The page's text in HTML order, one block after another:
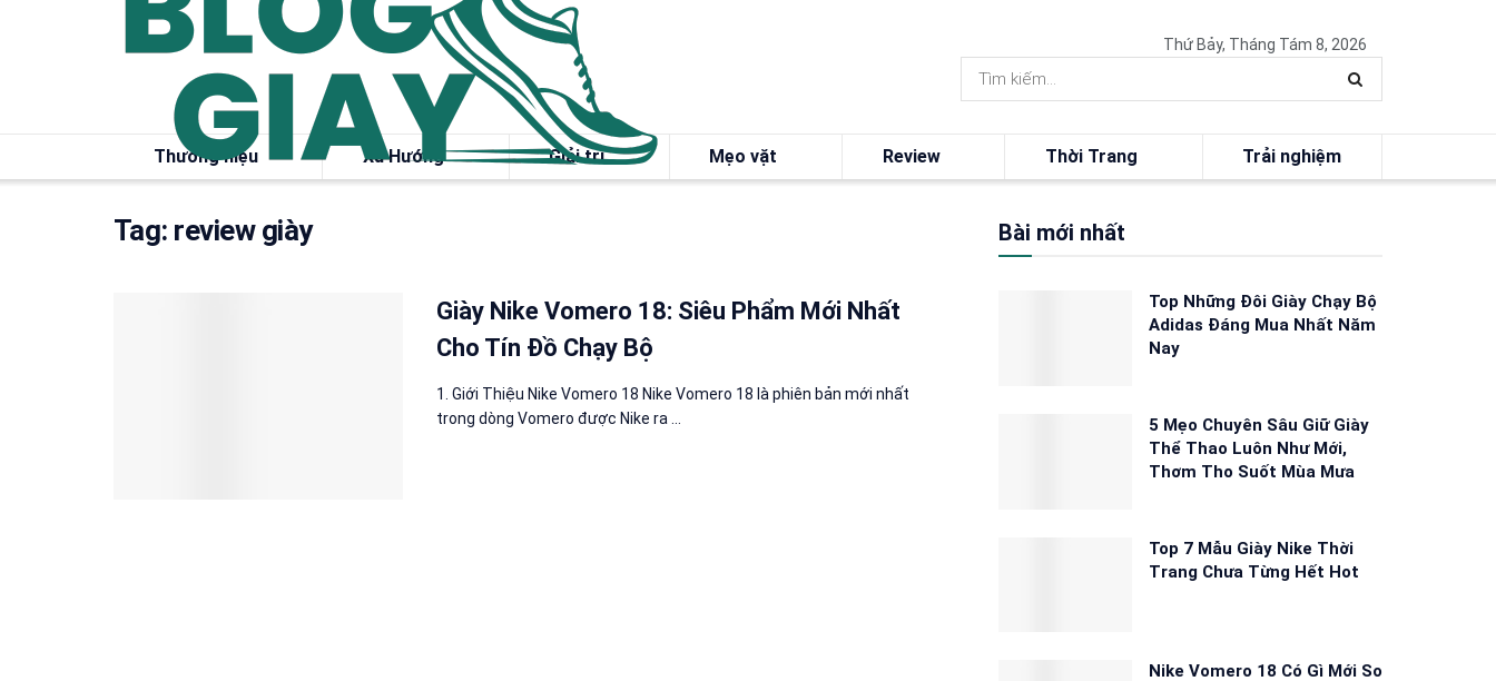
Thứ Bảy, Tháng Tám 8, 2026
Thương hiệu Xu Hướng Giải trí Mẹo vặt Review Thời Trang Trải nghiệm
Tag: review giày
Giày Nike Vomero 18: Siêu Phẩm Mới Nhất
Cho Tín Đồ Chạy Bộ
1. Giới Thiệu Nike Vomero 18 Nike Vomero 18 là phiên bản mới nhất
trong dòng Vomero được Nike ra ...
Bài mới nhất
Top Những Đôi Giày Chạy Bộ
Adidas Đáng Mua Nhất Năm
Nay
5 Mẹo Chuyên Sâu Giữ Giày
Thể Thao Luôn Như Mới,
Thơm Tho Suốt Mùa Mưa
Top 7 Mẫu Giày Nike Thời
Trang Chưa Từng Hết Hot
Nike Vomero 18 Có Gì Mới So